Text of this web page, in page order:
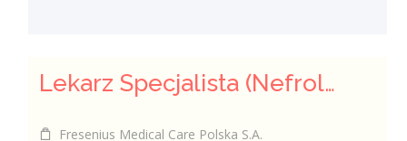
Lekarz Specjalista (Nefrolog / Internista) (K/M/N)
Fresenius Medical Care Polska S.A.